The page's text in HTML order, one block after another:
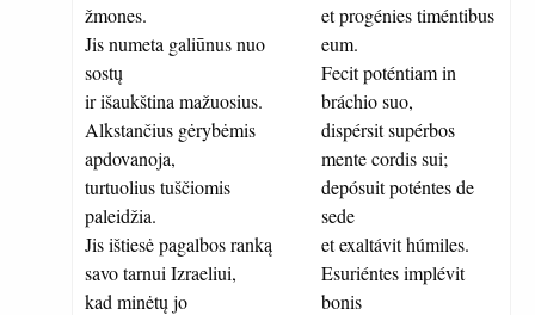
žmones.
Jis numeta galiūnus nuo
sostų
ir išaukština mažuosius.
Alkstančius gėrybėmis
apdovanoja,
turtuolius tuščiomis
paleidžia.
Jis ištiesė pagalbos ranką
savo tarnui Izraeliui,
kad minėtų jo
et progénies timéntibus
eum.
Fecit poténtiam in
bráchio suo,
dispérsit supérbos
mente cordis sui;
depósuit poténtes de
sede
et exaltávit húmiles.
Esuriéntes implévit
bonis